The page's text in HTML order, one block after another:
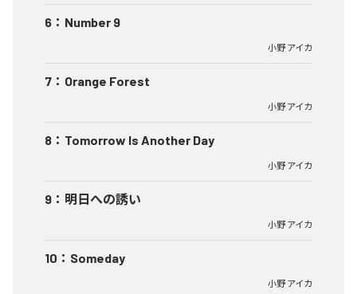
6 ： Number 9
小野 アイカ
7 ： Orange Forest
小野 アイカ
8 ： Tomorrow Is Another Day
小野 アイカ
9 ： 明日への誘い
小野 アイカ
10 ： Someday
小野 アイカ